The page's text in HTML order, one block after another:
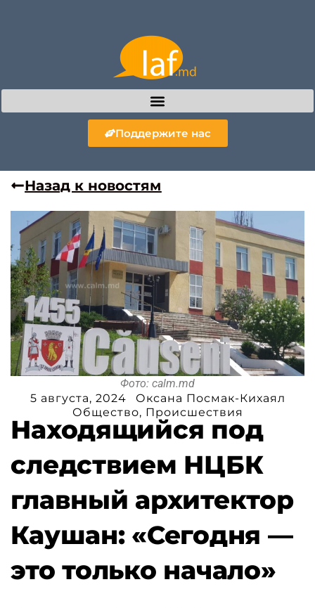
Поддержите нас
Назад к новостям
Фото: calm.md
5 августа, 2024
Оксана Посмак-Кихаял
Общество, Происшествия
Находящийся под
следствием НЦБК
главный архитектор
Каушан: «Сегодня —
это только начало»